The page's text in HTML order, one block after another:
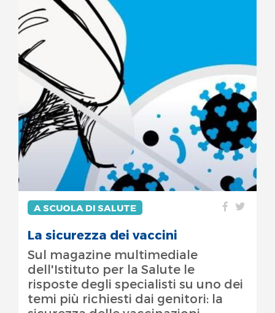
A SCUOLA DI SALUTE
La sicurezza dei vaccini
Sul magazine multimediale
dell'Istituto per la Salute le
risposte degli specialisti su uno dei
temi più richiesti dai genitori: la